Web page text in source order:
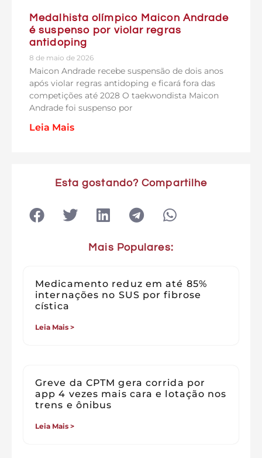
Medalhista olímpico Maicon Andrade
é suspenso por violar regras
antidoping
8 de maio de 2026
Maicon Andrade recebe suspensão de dois anos
após violar regras antidoping e ficará fora das
competições até 2028 O taekwondista Maicon
Andrade foi suspenso por
Leia Mais
Esta gostando? Compartilhe
Mais Populares:
Medicamento reduz em até 85%
internações no SUS por fibrose
cística
Leia Mais >
Greve da CPTM gera corrida por
app 4 vezes mais cara e lotação nos
trens e ônibus
Leia Mais >